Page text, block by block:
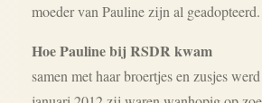
moeder van Pauline zijn al geadopteerd.
Hoe Pauline bij RSDR kwam
samen met haar broertjes en zusjes